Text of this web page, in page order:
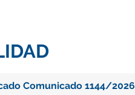
Comunicado 1144/2026